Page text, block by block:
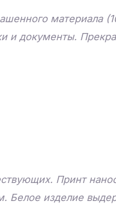
материала
и документы.
Принт
Белое изделие